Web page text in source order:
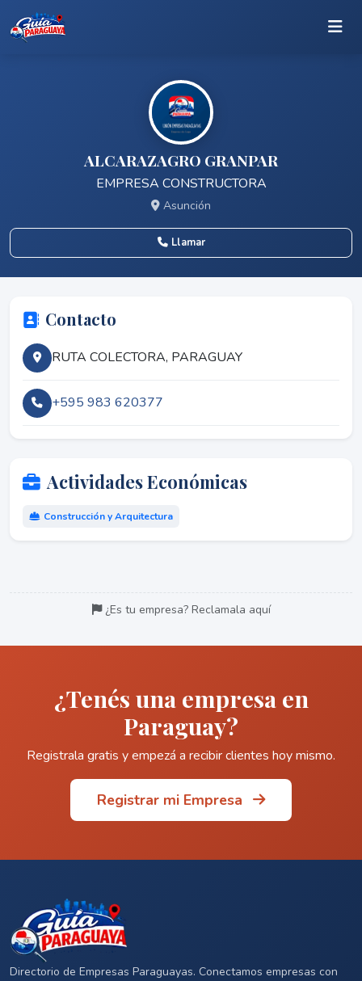
ALCARAZAGRO GRANPAR
EMPRESA CONSTRUCTORA
Asunción
Llamar
Contacto
RUTA COLECTORA, PARAGUAY
+595 983 620377
Actividades Económicas
Construcción y Arquitectura
¿Es tu empresa? Reclamala aquí
¿Tenés una empresa en
Paraguay?
Registrala gratis y empezá a recibir clientes hoy mismo.
Registrar mi Empresa
Directorio de Empresas Paraguayas. Conectamos empresas con